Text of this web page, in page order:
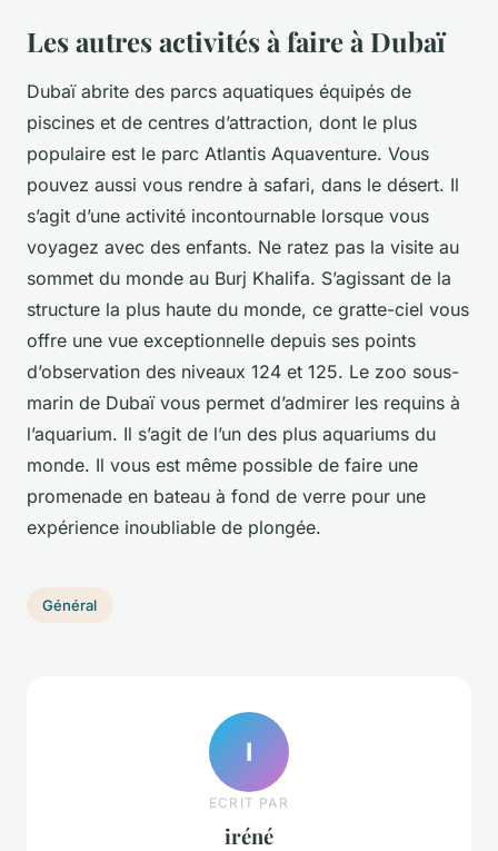
Les autres activités à faire à Dubaï
Dubaï abrite des parcs aquatiques équipés de
piscines et de centres d’attraction, dont le plus
populaire est le parc Atlantis Aquaventure. Vous
pouvez aussi vous rendre à safari, dans le désert. Il
s’agit d’une activité incontournable lorsque vous
voyagez avec des enfants. Ne ratez pas la visite au
sommet du monde au Burj Khalifa. S’agissant de la
structure la plus haute du monde, ce gratte-ciel vous
offre une vue exceptionnelle depuis ses points
d’observation des niveaux 124 et 125. Le zoo sous-
marin de Dubaï vous permet d’admirer les requins à
l’aquarium. Il s’agit de l’un des plus aquariums du
monde. Il vous est même possible de faire une
promenade en bateau à fond de verre pour une
expérience inoubliable de plongée.
Général
I
ECRIT PAR
iréné